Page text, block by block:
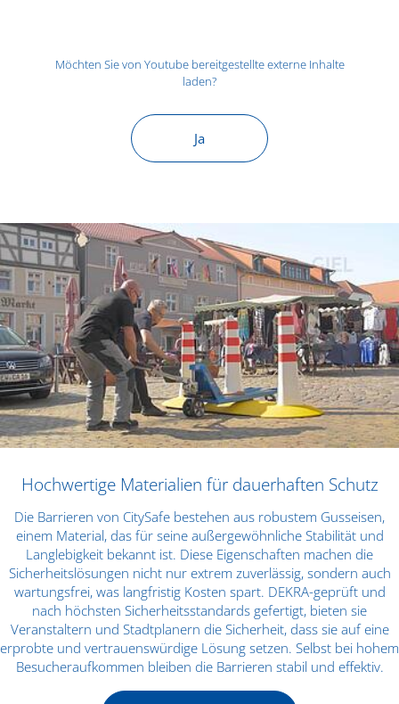
Möchten Sie von Youtubebereitgestellte externe Inhalte
laden?
Ja
Hochwertige Materialien für dauerhaften Schutz
Die Barrieren von CitySafe bestehen aus robustem Gusseisen,
einem Material, das für seine außergewöhnliche Stabilität und
Langlebigkeit bekannt ist. Diese Eigenschaften machen die
Sicherheitslösungen nicht nur extrem zuverlässig, sondern auch
wartungsfrei, was langfristig Kosten spart. DEKRA-geprüft und
nach höchsten Sicherheitsstandards gefertigt, bieten sie
Veranstaltern und Stadtplanern die Sicherheit, dass sie auf eine
erprobte und vertrauenswürdige Lösung setzen. Selbst bei hohem
Besucheraufkommen bleiben die Barrieren stabil und effektiv.